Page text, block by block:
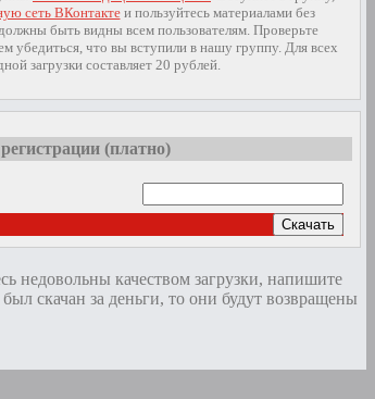
сеть ВКонтактеи пользуйтесь материалами без
быть видны всем пользователям. Проверьте
убедиться, что вы вступили в нашу группу. Для всех
загрузки составляет 20 рублей.
(платно)
Скачать
недовольны качеством загрузки, напишите
скачан за деньги, то они будут возвращены